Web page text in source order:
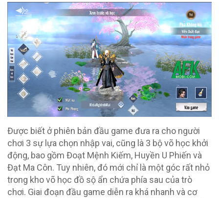
Được biết ở phiên bản đầu game đưa ra cho người
chơi 3 sự lựa chọn nhập vai, cũng là 3 bộ võ học khởi
động, bao gồm Đoạt Mệnh Kiếm, Huyền U Phiến và
Đạt Ma Côn. Tuy nhiên, đó mới chỉ là một góc rất nhỏ
trong kho võ học đồ sộ ẩn chứa phía sau của trò
chơi. Giai đoạn đầu game diễn ra khá nhanh và cơ